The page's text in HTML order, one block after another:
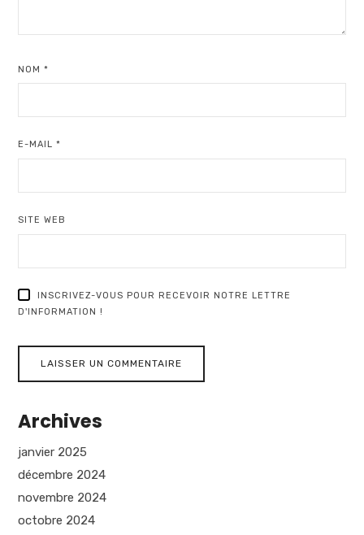
NOM*
E-MAIL*
SITE WEB
INSCRIVEZ-VOUS POUR RECEVOIR NOTRE LETTRE
D'INFORMATION !
Archives
janvier 2025
décembre 2024
novembre 2024
octobre 2024